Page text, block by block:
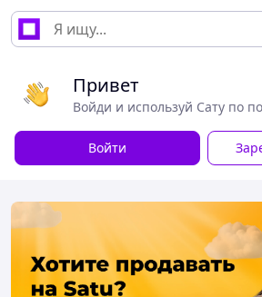
Привет
Войди и используй Сату по
Войти